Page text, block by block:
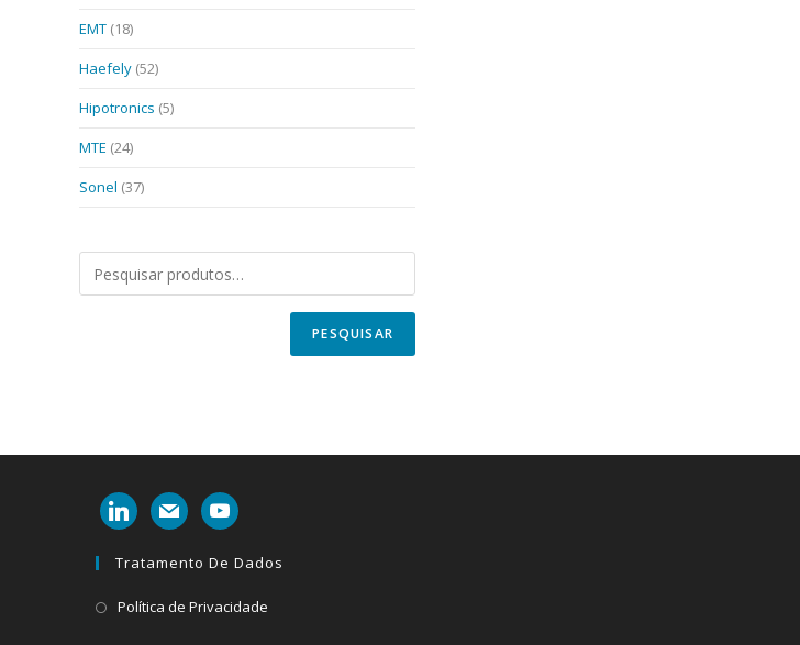
EMT (18)
Haefely (52)
Hipotronics (5)
MTE (24)
Sonel (37)
PESQUISAR
linkedinmail youtube
Tratamento De Dados
Política de Privacidade